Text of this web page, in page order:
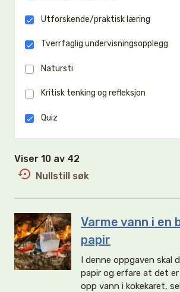
Utforskende/praktisk læring
Tverrfaglig undervisningsopplegg
Natursti
Kritisk tenking og refleksjon
Quiz
Viser 10 av 42
Nullstill søk
Varme vann i en
papir
I denne oppgaven skal
papir og erfare at det er
opp vann i kokekaret,